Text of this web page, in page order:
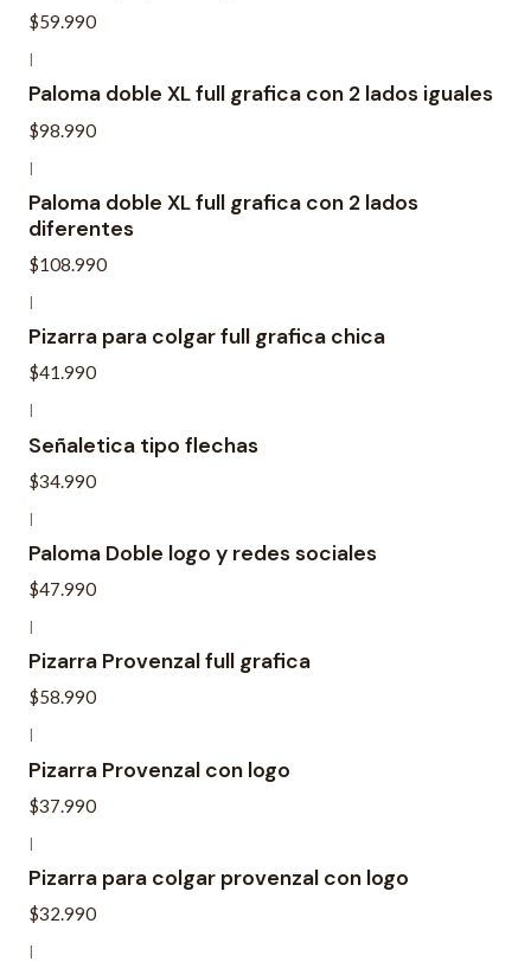
$59.990
|
Paloma doble XL full grafica con 2 lados iguales
$98.990
|
Paloma doble XL full grafica con 2 lados
diferentes
$108.990
|
Pizarra para colgar full grafica chica
$41.990
|
Señaletica tipo flechas
$34.990
|
Paloma Doble logo y redes sociales
$47.990
|
Pizarra Provenzal full grafica
$58.990
|
Pizarra Provenzal con logo
$37.990
|
Pizarra para colgar provenzal con logo
$32.990
|